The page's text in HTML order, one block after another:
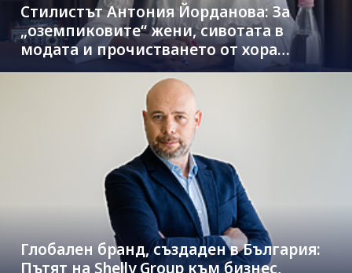
Стилистът Антония Йорданова: За
„оземпиковите“ жени, сивотата в
модата и прочистването от хора
паразити
Глобален бранд, създаден в България:
Пътят на Shelly Group към бизнес,